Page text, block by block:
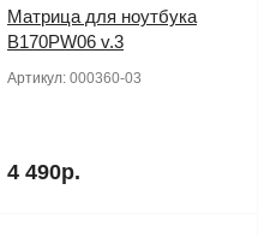
Матрица для ноутбука
B170PW06 v.3
Артикул: 000360-03
4 490р.